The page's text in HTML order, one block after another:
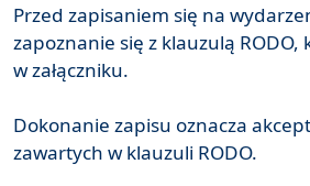
Przed zapisaniem się na
zapoznanie się z klauzulą
w załączniku.
Dokonanie zapisu oznacza
zawartych w klauzuli RODO.